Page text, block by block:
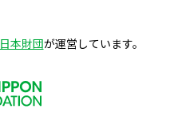
日本財団が運営しています。